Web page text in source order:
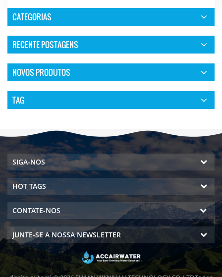
CATEGORIAS
RECENTE POSTAGENS
NOVOS PRODUTOS
TAG
SIGA-NOS
HOT TAGS
CONTATE-NOS
JUNTE-SE A NOSSA NEWSLETTER